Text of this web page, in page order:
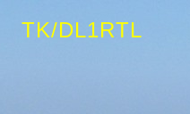
TK/DL1RTL